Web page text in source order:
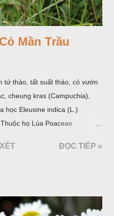
Mần Trầu
tử thảo, tất suất thảo, cỏ vườn
cheung kras (Campuchia),
học Eleusine indica (L.)
họ Lúa Poaceae
ĐỌC TIẾP »